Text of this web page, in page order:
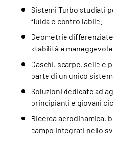
Sistemi Turbo studiati
fluida e controllabile.
Geometrie
stabilità e
Caschi, scarpe, selle e
parte di un unico
Soluzioni dedicate ad
principianti e giovani
Ricerca aerodinamica,
campo integrati nello